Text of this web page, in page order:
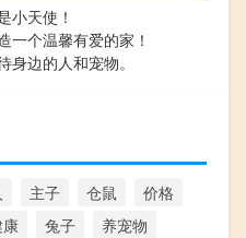
小天使！
一个温馨有爱的家！
身边的人和宠物。
主子 仓鼠
价格
兔子
养宠物